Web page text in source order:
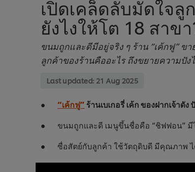
เปิดเคล็ดลับมัดใจลู
ยังไงให้โต 18 สาข
ขนมถูกและดีมีอยู่จริง ๆ ร้าน “เค้กฟู”
ลูกค้าของร้านคืออะไร ถึงขยายความปัง
Last updated: 21 Aug 2025
● “เค้กฟู” ร้านเบเกอรี่ เค้ก ของฝากเจ้าดั
● ขนมถูกและดี เมนูขึ้นชื่อคือ “ชิฟฟอน” มีไ
● ซื่อสัตย์กับลูกค้า ใช้วัตถุดิบดี มีคุณภาพ ไ